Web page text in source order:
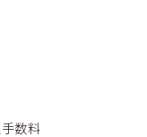
数料